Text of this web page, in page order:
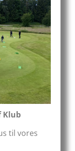
Klub
til vores